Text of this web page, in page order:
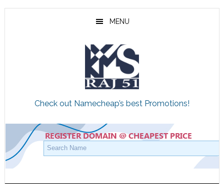
Skip
Skip
Skip
MENU
Check out Namecheap’s best Promotions!